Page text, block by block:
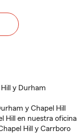
y Durham
y Chapel Hill
Hill en nuestra oficina
Hill y Carrboro